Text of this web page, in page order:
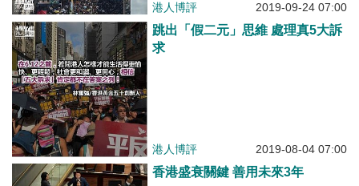
港人博評 2019-09-24 07:00
跳出「假二元」思維 處理真5大訴
求
港人博評 2019-08-04 07:00
香港盛衰關鍵 善用未來3年